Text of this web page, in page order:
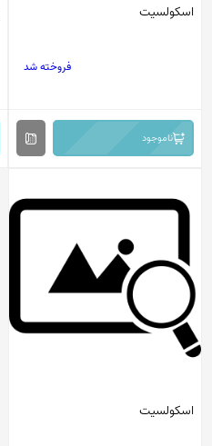
اسکولسیت
فروخته شد
ناموجود
اسکولسیت